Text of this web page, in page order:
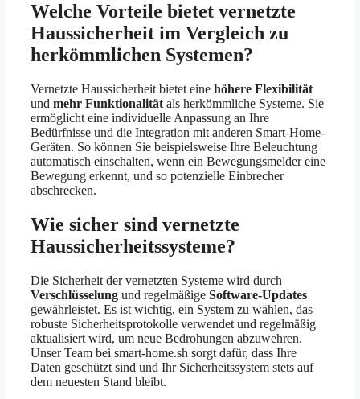
Welche Vorteile bietet vernetzte
Haussicherheit im Vergleich zu
herkömmlichen Systemen?
Vernetzte Haussicherheit bietet eine höhere Flexibilität
und mehr Funktionalität als herkömmliche Systeme. Sie
ermöglicht eine individuelle Anpassung an Ihre
Bedürfnisse und die Integration mit anderen Smart-Home-
Geräten. So können Sie beispielsweise Ihre Beleuchtung
automatisch einschalten, wenn ein Bewegungsmelder eine
Bewegung erkennt, und so potenzielle Einbrecher
abschrecken.
Wie sicher sind vernetzte
Haussicherheitssysteme?
Die Sicherheit der vernetzten Systeme wird durch
Verschlüsselung und regelmäßige Software-Updates
gewährleistet. Es ist wichtig, ein System zu wählen, das
robuste Sicherheitsprotokolle verwendet und regelmäßig
aktualisiert wird, um neue Bedrohungen abzuwehren.
Unser Team bei smart-home.sh sorgt dafür, dass Ihre
Daten geschützt sind und Ihr Sicherheitssystem stets auf
dem neuesten Stand bleibt.